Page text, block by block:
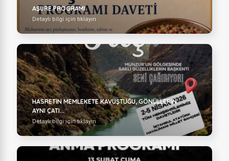
AŞURE PROGRAMI
Detaylı bilgi için tıklayın
HASRETIN MEMLEKETE KAVUŞTUĞU, GÖNÜLLERIN
AYNI ÇATI...
Detaylı bilgi için tıklayın